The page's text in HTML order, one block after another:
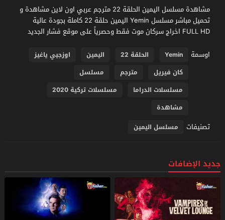
مشاهدة مسلسل اليمين الحلقة 22 مترجم عربي اون لاين مشاهدة و
تحميل مباشر مسلسل Yemin اليمين حلقة 22 كاملة بجودة عالية
FULL HD اخراج سركان موت فقط وحصرياً على موقع فشار الجديد
اوسمة
Yemin الحلقة 22 اليمين
اوزجيي ياغيز
كان فيريل
مترجم
مسلسل
مسلسلات الدراما
مسلسلات تركية 2020
مشاهدة
تصنيفات مسلسل اليمين
جديد الإضافات